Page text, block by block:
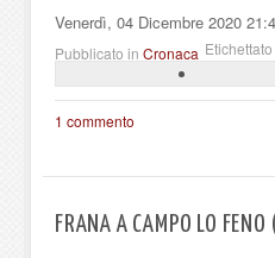
Venerdì, 04 Dicembre 2020
Pubblicato in Cronaca
1 commento
FRANA A CAMPO LO